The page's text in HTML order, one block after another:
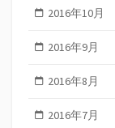
2016年10月
2016年9月
2016年8月
2016年7月